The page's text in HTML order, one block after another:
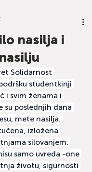
nasilja i
Solidarnost
studentkinji
i svim ženama i
su poslednjih dana
mete nasilja.
izložena
silovanjem.
samo uvreda -one
životu, sigurnosti